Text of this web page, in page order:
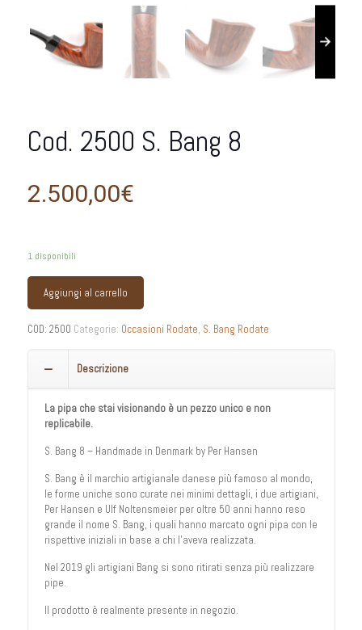
Cod. 2500 S. Bang 8
2.500,00€
1 disponibili
Aggiungi al carrello
COD: 2500 Categorie: Occasioni Rodate, S. Bang Rodate
Descrizione
La pipa che stai visionando è un pezzo unico e non
replicabile.
S. Bang 8 – Handmade in Denmark by Per Hansen
S. Bang è il marchio artigianale danese più famoso al mondo,
le forme uniche sono curate nei minimi dettagli, i due artigiani,
Per Hansen e Ulf Noltensmeier per oltre 50 anni hanno reso
grande il nome S. Bang, i quali hanno marcato ogni pipa con le
rispettive iniziali in base a chi l’aveva realizzata.
Nel 2019 gli artigiani Bang si sono ritirati senza più realizzare
pipe.
Il prodotto è realmente presente in negozio.